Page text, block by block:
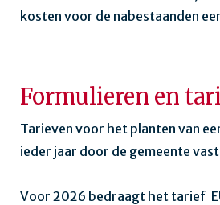
kosten voor de nabestaanden
Formulieren en
Tarieven voor het planten van
ieder jaar door de gemeente
Voor 2026 bedraagt het tarief